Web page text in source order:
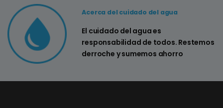
Acerca del cuidado del agua
El cuidado del agua es
responsabilidad de todos. Restemos
derroche y sumemos ahorro